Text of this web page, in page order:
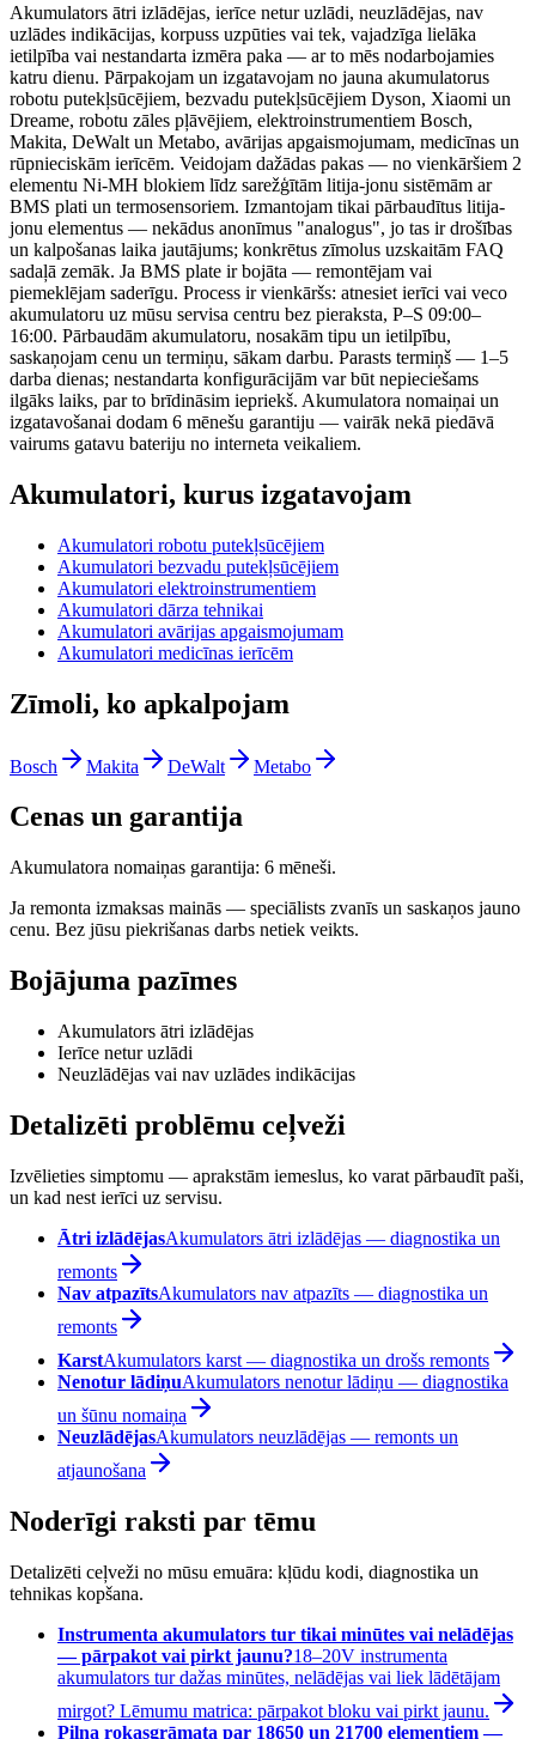
Akumulators ātri izlādējas, ierīce netur uzlādi, neuzlādējas, nav
uzlādes indikācijas, korpuss uzpūties vai tek, vajadzīga lielāka
ietilpība vai nestandarta izmēra paka — ar to mēs nodarbojamies
katru dienu. Pārpakojam un izgatavojam no jauna akumulatorus
robotu putekļsūcējiem, bezvadu putekļsūcējiem Dyson, Xiaomi un
Dreame, robotu zāles pļāvējiem, elektroinstrumentiem Bosch,
Makita, DeWalt un Metabo, avārijas apgaismojumam, medicīnas un
rūpnieciskām ierīcēm. Veidojam dažādas pakas — no vienkāršiem 2
elementu Ni-MH blokiem līdz sarežģītām litija-jonu sistēmām ar
BMS plati un termosensoriem. Izmantojam tikai pārbaudītus litija-
jonu elementus — nekādus anonīmus "analogus", jo tas ir drošības
un kalpošanas laika jautājums; konkrētus zīmolus uzskaitām FAQ
sadaļā zemāk. Ja BMS plate ir bojāta — remontējam vai
piemeklējam saderīgu. Process ir vienkāršs: atnesiet ierīci vai veco
akumulatoru uz mūsu servisa centru bez pieraksta, P–S 09:00–
16:00. Pārbaudām akumulatoru, nosakām tipu un ietilpību,
saskaņojam cenu un termiņu, sākam darbu. Parasts termiņš — 1–5
darba dienas; nestandarta konfigurācijām var būt nepieciešams
ilgāks laiks, par to brīdināsim iepriekš. Akumulatora nomaiņai un
izgatavošanai dodam 6 mēnešu garantiju — vairāk nekā piedāvā
vairums gatavu bateriju no interneta veikaliem.
Akumulatori, kurus izgatavojam
Akumulatori robotu putekļsūcējiem
Akumulatori bezvadu putekļsūcējiem
Akumulatori elektroinstrumentiem
Akumulatori dārza tehnikai
Akumulatori avārijas apgaismojumam
Akumulatori medicīnas ierīcēm
Zīmoli, ko apkalpojam
Bosch Makita DeWalt Metabo
Cenas un garantija
Akumulatora nomaiņas garantija: 6 mēneši.
Ja remonta izmaksas mainās — speciālists zvanīs un saskaņos jauno
cenu. Bez jūsu piekrišanas darbs netiek veikts.
Bojājuma pazīmes
Akumulators ātri izlādējas
Ierīce netur uzlādi
Neuzlādējas vai nav uzlādes indikācijas
Detalizēti problēmu ceļveži
Izvēlieties simptomu — aprakstām iemeslus, ko varat pārbaudīt paši,
un kad nest ierīci uz servisu.
Ātri izlādējasAkumulators ātri izlādējas — diagnostika un
remonts
Nav atpazītsAkumulators nav atpazīts — diagnostika un
remonts
KarstAkumulators karst — diagnostika un drošs remonts
Nenotur lādiņuAkumulators nenotur lādiņu — diagnostika
un šūnu nomaiņa
NeuzlādējasAkumulators neuzlādējas — remonts un
atjaunošana
Noderīgi raksti par tēmu
Detalizēti ceļveži no mūsu emuāra: kļūdu kodi, diagnostika un
tehnikas kopšana.
Instrumenta akumulators tur tikai minūtes vai nelādējas
— pārpakot vai pirkt jaunu?18–20V instrumenta
akumulators tur dažas minūtes, nelādējas vai liek lādētājam
mirgot? Lēmumu matrica: pārpakot bloku vai pirkt jaunu.
Pilna rokasgrāmata par 18650 un 21700 elementiem —